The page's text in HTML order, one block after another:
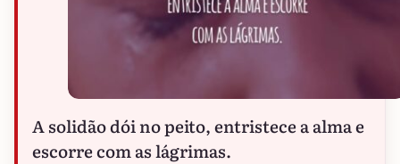
A solidão dói no peito, entristece a alma e
escorre com as lágrimas.